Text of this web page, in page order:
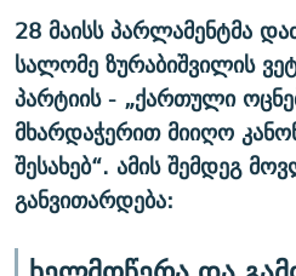
28 მაისს პარლამენტმა
სალომე ზურაბიშვილის
პარტიის - „ქართული
მხარდაჭერით მიიღო
შესახებ“. ამის შემდეგ
განვითარდება: